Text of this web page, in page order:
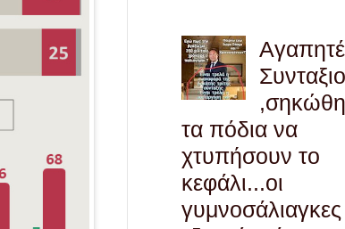
Αγαπητέ
τα πόδια να
χτυπήσουν το
κεφάλι...οι